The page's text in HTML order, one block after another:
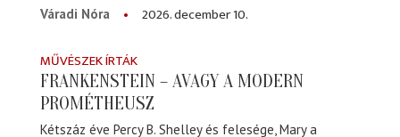
Váradi Nóra
2026. december 10.
MŰVÉSZEK ÍRTÁK
FRANKENSTEIN – AVAGY A MODERN
PROMÉTHEUSZ
Kétszáz éve Percy B. Shelley és felesége, Mary a